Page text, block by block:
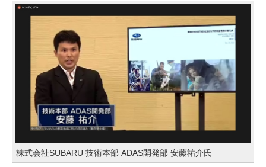
株式会社SUBARU 技術本部 ADAS開発部 安藤祐介氏